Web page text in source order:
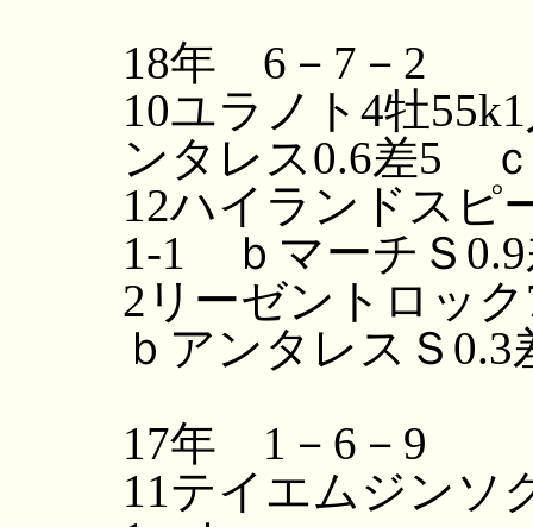
18年 6－7－2
10ユラノト4牡
ンタレス0.6差5
12ハイランドス
1-1 ｂマーチＳ
2リーゼントロッ
ｂアンタレスＳ
17年 1－6－9
11テイエムジンソ